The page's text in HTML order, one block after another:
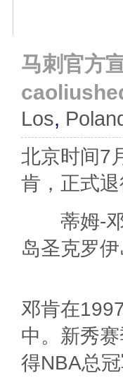
马刺官方
Los,
北京时间7
肯，正式
蒂姆-邓
岛圣克罗伊
邓肯在
中。新秀
得NBA总